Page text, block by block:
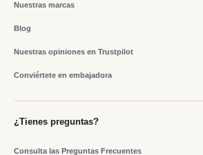
Nuestras marcas
Blog
Nuestras opiniones en Trustpilot
Conviértete en embajadora
¿Tienes preguntas?
Consulta las Preguntas Frecuentes